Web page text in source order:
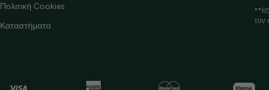
Πολιτική Cookies
Καταστήματα
τον